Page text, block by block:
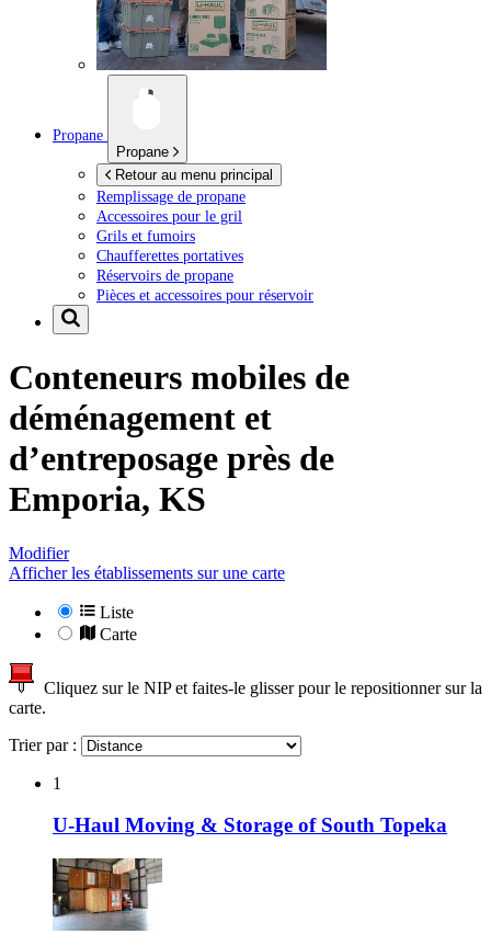
Propane
Propane
Retour au menu principal
Remplissage de propane
Accessoires pour le gril
Grils et fumoirs
Chaufferettes portatives
Réservoirs de propane
Pièces et accessoires pour réservoir
Conteneurs mobiles de
déménagement et
d’entreposage près de
Emporia, KS
Modifier
Afficher les établissements sur une carte
Liste
Carte
Cliquez sur le NIP et faites-le glisser pour le repositionner sur la
carte.
Trier par :
1
U-Haul Moving & Storage of South Topeka